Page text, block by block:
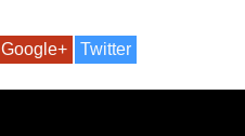
Google+ Twitter